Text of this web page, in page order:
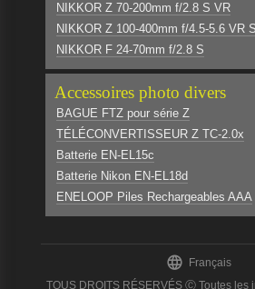
NIKKOR Z 70-200mm f/2.8 S VR
NIKKOR Z 100-400mm f/4.5-5.6 VR S
NIKKOR F 24-70mm f/2.8 S
Accessoires photo divers
BAGUE FTZ pour série Z
TÉLÉCONVERTISSEUR Z TC-2.0x
Batterie EN-EL15c
Batterie Nikon EN-EL18d
ENELOOP Piles Rechargeables AAA
 Français
TOUS DROITS RÉSERVÉS Ⓒ Toutes les